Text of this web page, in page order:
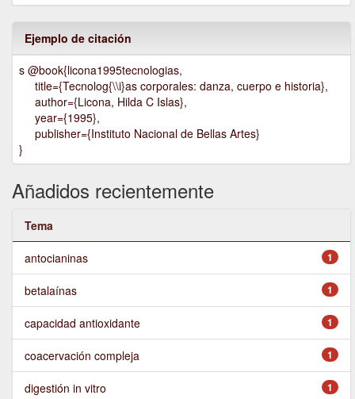
Ejemplo de citación
s @book{licona1995tecnologias,
title={Tecnolog{\\i}as corporales: danza, cuerpo e historia},
author={Licona, Hilda C Islas},
year={1995},
publisher={Instituto Nacional de Bellas Artes}
}
Añadidos recientemente
Tema
1
antocianinas
1
betalaínas
1
capacidad antioxidante
1
coacervación compleja
1
digestión in vitro